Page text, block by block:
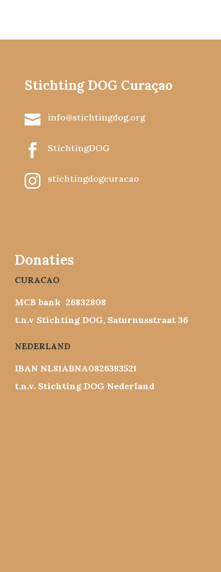
Stichting DOG Curaçao
 info@stichtingdog.org
 StichtingDOG
 stichtingdogcuracao
Donaties
CURACAO
MCB bank 26832808
t.n.v Stichting DOG, Saturnusstraat 36
NEDERLAND
IBAN NL81ABNA0826383521
t.n.v. Stichting DOG Nederland